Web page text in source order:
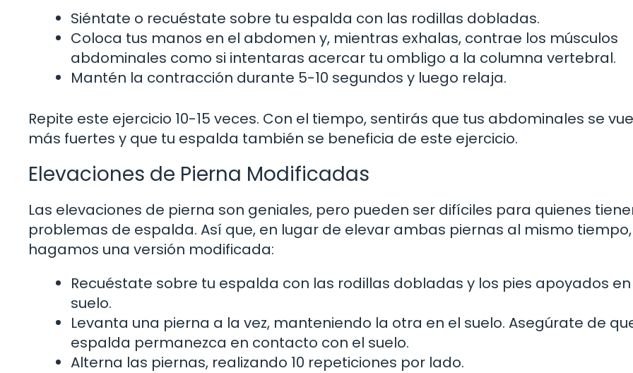
Siéntate o recuéstate sobre tu espalda con las rodillas dobladas.
Coloca tus manos en el abdomen y, mientras exhalas, contrae los músculos
abdominales como si intentaras acercar tu ombligo a la columna vertebral.
Mantén la contracción durante 5-10 segundos y luego relaja.
Repite este ejercicio 10-15 veces. Con el tiempo, sentirás que tus abdominales se
más fuertes y que tu espalda también se beneficia de este ejercicio.
Elevaciones de Pierna Modificadas
Las elevaciones de pierna son geniales, pero pueden ser difíciles para quienes
problemas de espalda. Así que, en lugar de elevar ambas piernas al mismo tiempo,
hagamos una versión modificada:
Recuéstate sobre tu espalda con las rodillas dobladas y los pies apoyados en
suelo.
Levanta una pierna a la vez, manteniendo la otra en el suelo. Asegúrate de
espalda permanezca en contacto con el suelo.
Alterna las piernas, realizando 10 repeticiones por lado.